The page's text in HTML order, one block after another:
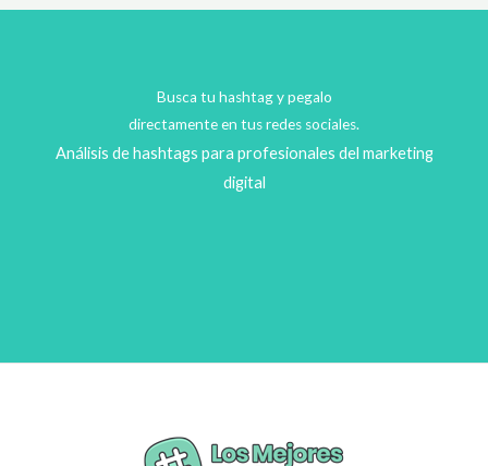
Busca tu hashtag y pegalo
directamente en tus redes sociales.
Análisis de hashtags para profesionales del marketing
digital